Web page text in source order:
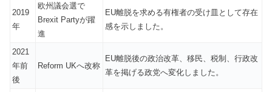
2019
年
欧州議会選で
Brexit Partyが躍
進
EU離脱を求める有権者の受け皿として存在
感を示しました。
2021
年前
後
Reform UKへ改称
EU離脱後の政治改革、移民、税制、行政改
革を掲げる政党へ変化しました。